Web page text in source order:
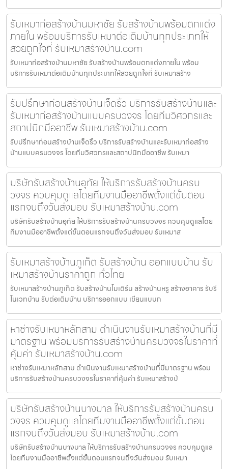
รับเหมาก่อสร้างบ้านมหาชัย รับสร้างบ้านพร้อมตกแต่ง
ภายใน พร้อมบริการรับเหมาต่อเติมบ้านทุกประเภทให้
สวยถูกใจที่ รับเหมาสร้างบ้าน.com
รับเหมาก่อสร้างบ้านมหาชัย รับสร้างบ้านพร้อมตกแต่งภายใน พร้อม
บริการรับเหมาต่อเติมบ้านทุกประเภทให้สวยถูกใจที่ รับเหมาสร้าง
รับปรึกษาก่อนสร้างบ้านเจ็ดริ้ว บริการรับสร้างบ้านและ
รับเหมาก่อสร้างบ้านแบบครบวงจร โดยทีมวิศวกรและ
สถาปนิกมืออาชีพ รับเหมาสร้างบ้าน.com
รับปรึกษาก่อนสร้างบ้านเจ็ดริ้ว บริการรับสร้างบ้านและรับเหมาก่อสร้าง
บ้านแบบครบวงจร โดยทีมวิศวกรและสถาปนิกมืออาชีพ รับเหมา
บริษัทรับสร้างบ้านอุทัย ให้บริการรับสร้างบ้านครบ
วงจร ควบคุมดูแลโดยทีมงานมืออาชีพตั้งแต่ขั้นตอน
แรกจนถึงวันส่งมอบ รับเหมาสร้างบ้าน.com
บริษัทรับสร้างบ้านอุทัย ให้บริการรับสร้างบ้านครบวงจร ควบคุมดูแลโดย
ทีมงานมืออาชีพตั้งแต่ขั้นตอนแรกจนถึงวันส่งมอบ รับเหมาส
รับเหมาสร้างบ้านภูเก็ต รับสร้างบ้าน ออกแบบบ้าน รับ
เหมาสร้างบ้านราคาถูก ทั่วไทย
รับเหมาสร้างบ้านภูเก็ต รับสร้างบ้านโมเดิร์น สร้างบ้านหรู สร้างอาคาร รับรี
โนเวทบ้าน รับต่อเติมบ้าน บริการออกแบบ เขียนแบบก
หาช่างรับเหมาหลักสาม ดำเนินงานรับเหมาสร้างบ้านที่มี
มาตรฐาน พร้อมบริการรับสร้างบ้านครบวงจรในราคาที่
คุ้มค่า รับเหมาสร้างบ้าน.com
หาช่างรับเหมาหลักสาม ดำเนินงานรับเหมาสร้างบ้านที่มีมาตรฐาน พร้อม
บริการรับสร้างบ้านครบวงจรในราคาที่คุ้มค่า รับเหมาสร้างบ้
บริษัทรับสร้างบ้านบางบาล ให้บริการรับสร้างบ้านครบ
วงจร ควบคุมดูแลโดยทีมงานมืออาชีพตั้งแต่ขั้นตอน
แรกจนถึงวันส่งมอบ รับเหมาสร้างบ้าน.com
บริษัทรับสร้างบ้านบางบาล ให้บริการรับสร้างบ้านครบวงจร ควบคุมดูแล
โดยทีมงานมืออาชีพตั้งแต่ขั้นตอนแรกจนถึงวันส่งมอบ รับเหมา